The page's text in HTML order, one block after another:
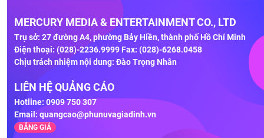
MERCURY MEDIA & ENTERTAINMENT CO., LTD
Trụ sở: 27 đường A4, phường Bảy Hiền, thành phố Hồ Chí Minh
Điện thoại: (028)-2236.9999 Fax: (028)-6268.0458
Chịu trách nhiệm nội dung: Đào Trọng Nhân
LIÊN HỆ QUẢNG CÁO
Hotline: 0909 750 307
Email: quangcao@phunuvagiadinh.vn
BẢNG GIÁ